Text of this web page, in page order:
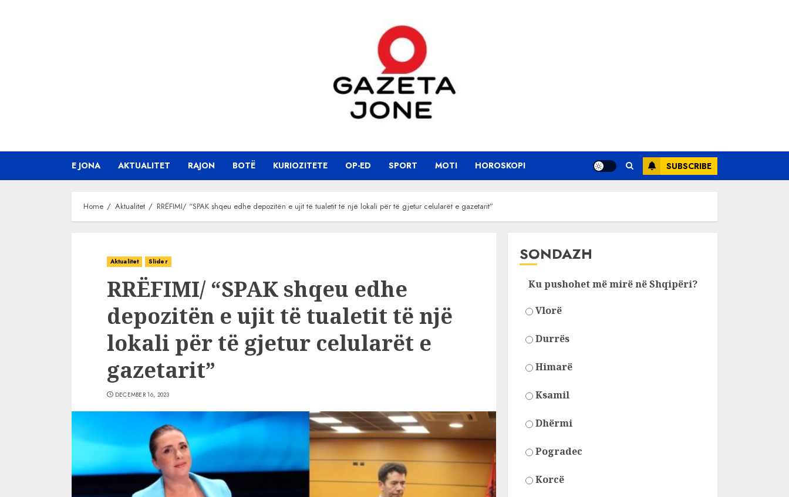
E JONA AKTUALITET RAJON BOTË KURIOZITETE OP-ED SPORT MOTI HOROSKOPI SUBSCRIBE
Home Aktualitet RRËFIMI/ “SPAK shqeu edhe depozitën e ujit të tualetit të një lokali për të gjetur celularët e gazetarit”
Aktualitet Slider
RRËFIMI/ “SPAK shqeu edhe
depozitën e ujit të tualetit të një
lokali për të gjetur celularët e
gazetarit”
DECEMBER 16, 2023
SONDAZH
Ku pushohet më mirë në Shqipëri?
Vlorë
Durrës
Himarë
Ksamil
Dhërmi
Pogradec
Korcë